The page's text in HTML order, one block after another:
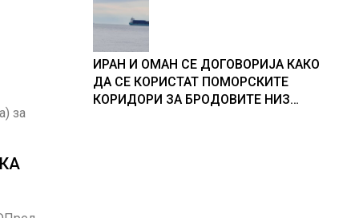
за
ИРАН И ОМАН СЕ ДОГОВОРИЈА КАКО
ДА СЕ КОРИСТАТ ПОМОРСКИТЕ
КОРИДОРИ ЗА БРОДОВИТЕ НИЗ